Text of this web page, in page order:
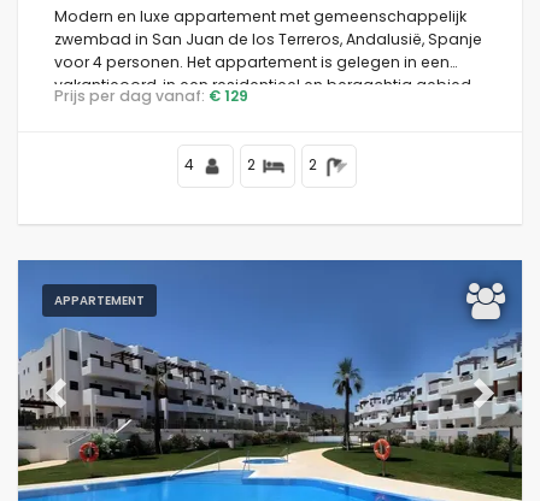
Modern en luxe appartement met gemeenschappelijk
zwembad in San Juan de los Terreros, Andalusië, Spanje
voor 4 personen. Het appartement is gelegen in een
vakantieoord, in een residentieel en bergachtig gebied,
dichtbij supermarkten en op 100 m van het strand.
Prijs per dag vanaf: € 129
4 2 2
APPARTEMENT
Previous Next